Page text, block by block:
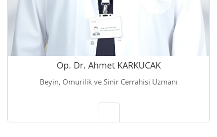
Op. Dr. Ahmet KARKUCAK
Beyin, Omurilik ve Sinir Cerrahisi Uzmanı